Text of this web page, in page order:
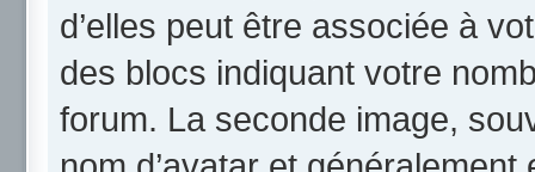
d’elles peut être associée à
des blocs indiquant votre
forum. La seconde image,